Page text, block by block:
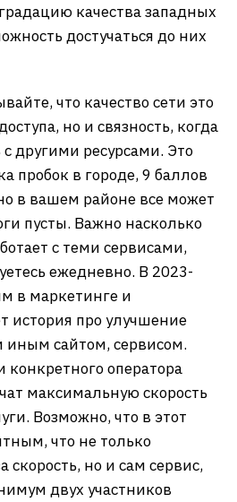
качества западных
достучаться до них
что качество сети это
но и связность, когда
другими ресурсами. Это
пробок в городе, 9 баллов
в вашем районе все может
пусты. Важно насколько
с теми сервисами,
ежедневно. В 2023-
в маркетинге и
история про улучшение
иным сайтом, сервисом.
конкретного оператора
максимальную скорость
Возможно, что в этот
что не только
скорость, но и сам сервис,
двух участников